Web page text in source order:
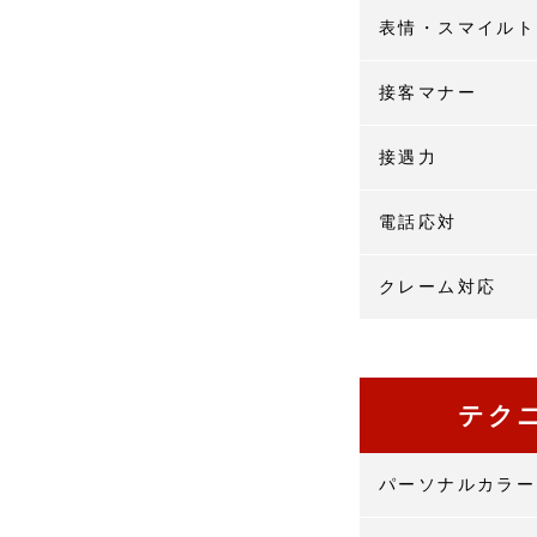
表情・スマイル
接客マナー
接遇力
電話応対
クレーム対応
テク
パーソナルカラー